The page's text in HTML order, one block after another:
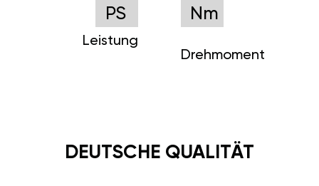
PS
Leistung
Nm
Drehmoment
DEUTSCHE QUALITÄT